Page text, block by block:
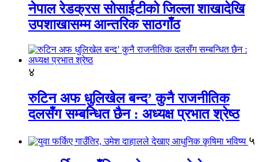
नेपाल रेडक्रस सोसाईटीको जिल्ला शाखादेखि
उपशाखासम्म आन्तरिक साठगाँठ
४
रुटिन अफ धुलिखेल बन्द’ कुनै राजनीतिक
दलसँग सम्बन्धित छैन : अध्यक्ष प्रभात श्रेष्ठ
५